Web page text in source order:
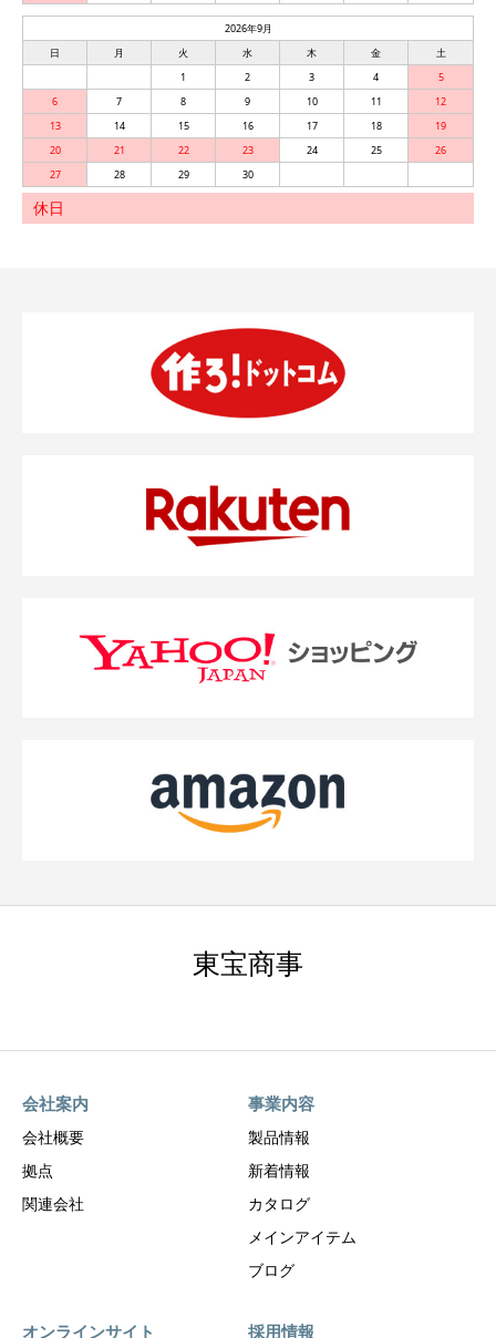
2026年9月
日
月 火 水 木 金
土
1
2 3 4
5
6
7 8 9 10 11
12
13
14 15 16 17 18
19
20
21 22 23 24 25
26
27
28 29 30
休日
東宝商事
会社案内
会社概要
拠点
関連会社
事業内容
製品情報
新着情報
カタログ
メインアイテム
ブログ
オンラインサイト 採用情報